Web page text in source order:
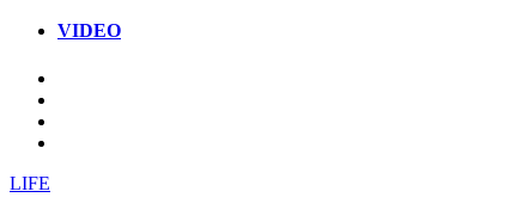
VIDEO
LIFE